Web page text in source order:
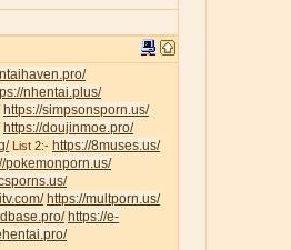
nhentai.plus/
https://simpsonsporn.us/
https://doujinmoe.pro/
List 2:- https://8muses.us/
pokemonporn.us/
https://multporn.us/
https://e-